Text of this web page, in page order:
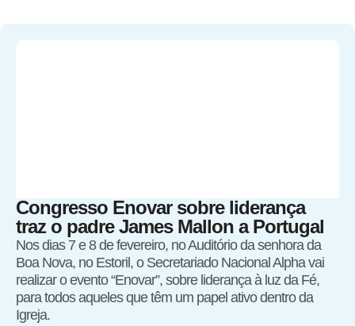
Congresso Enovar sobre liderança
traz o padre James Mallon a Portugal
Nos dias 7 e 8 de fevereiro, no Auditório da senhora da
Boa Nova, no Estoril, o Secretariado Nacional Alpha vai
realizar o evento “Enovar”, sobre liderança à luz da Fé,
para todos aqueles que têm um papel ativo dentro da
Igreja.